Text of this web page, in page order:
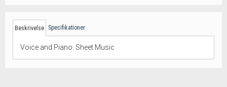
Beskrivelse Specifikationer
Voice and Piano. Sheet Music